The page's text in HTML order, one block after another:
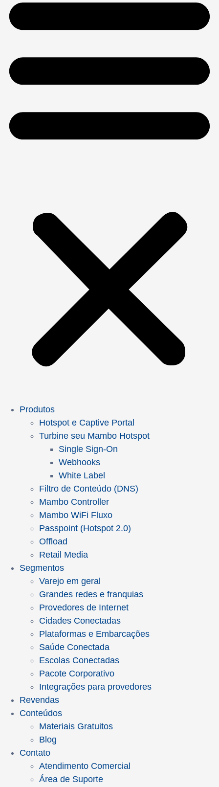
Produtos
Hotspot e Captive Portal
Turbine seu Mambo Hotspot
Single Sign-On
Webhooks
White Label
Filtro de Conteúdo (DNS)
Mambo Controller
Mambo WiFi Fluxo
Passpoint (Hotspot 2.0)
Offload
Retail Media
Segmentos
Varejo em geral
Grandes redes e franquias
Provedores de Internet
Cidades Conectadas
Plataformas e Embarcações
Saúde Conectada
Escolas Conectadas
Pacote Corporativo
Integrações para provedores
Revendas
Conteúdos
Materiais Gratuitos
Blog
Contato
Atendimento Comercial
Área de Suporte